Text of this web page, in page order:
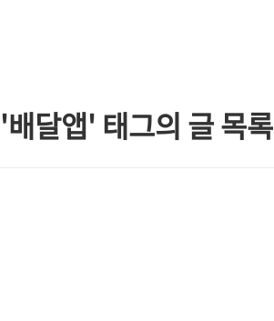
'배달앱' 태그의 글 목록